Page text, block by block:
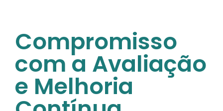
Compromisso
com a Avaliação
e Melhoria